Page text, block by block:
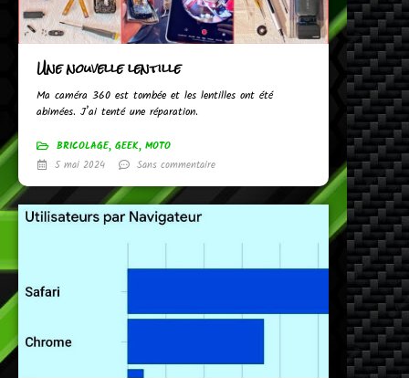
Une nouvelle lentille
Ma caméra 360 est tombée et les lentilles ont été
abimées. J’ai tenté une réparation.
BRICOLAGE, GEEK, MOTO
5 mai 2024
Sans commentaire